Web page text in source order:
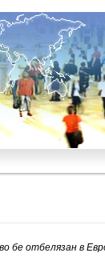
бе отбелязан в